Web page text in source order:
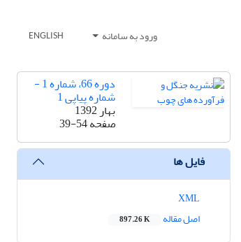
ورود به سامانه ENGLISH
دوره 66، شماره 1 -
شماره پیاپی 1
بهار 1392
صفحه39-54
فایل ها
اصل مقاله
897.26 K